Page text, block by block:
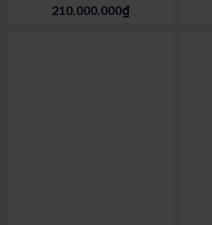
210.000.000₫